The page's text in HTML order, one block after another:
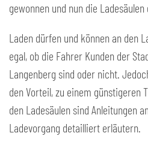
gewonnen und nun die
Laden dürfen und können an den
egal, ob die Fahrer Kunden der
Langenberg sind oder nicht.
den Vorteil, zu einem günstigeren
den Ladesäulen sind Anleitungen
Ladevorgang detailliert erläutern.